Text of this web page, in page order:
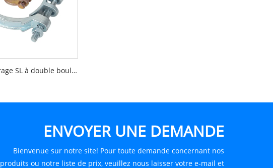
Collier de serrage SL à double boulon
ENVOYER UNE DEMANDE
Bienvenue sur notre site! Pour toute demande concernant nos
produits ou notre liste de prix, veuillez nous laisser votre e-mail et